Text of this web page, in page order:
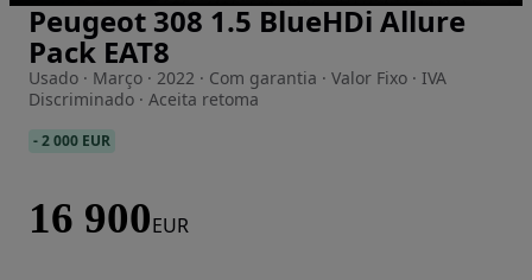
Imagem 1 de 58
Peugeot 308 1.5 BlueHDi Allure
Pack EAT8
Usado · Março · 2022 · Com garantia · Valor Fixo · IVA
Discriminado · Aceita retoma
-2 000 EUR
16 900EUR